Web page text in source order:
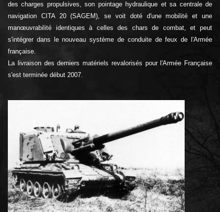
des charges propulsives, son pointage hydraulique et sa centrale de
navigation CITA 20 (SAGEM), se voit doté d'une mobilité et une
manœuvrabilité identiques à celles des chars de combat, et peut
s'intégrer dans le nouveau système de conduite de feux de l'Armée
française.
La livraison des derniers matériels revalorisés pour l'Armée Française
s'est terminée début 2007.